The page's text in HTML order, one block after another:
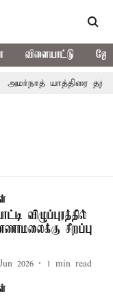
விளையாட்டு
அமர்நாத் யாத்திரை
விழுப்புரத்தில்
சிறப்பு
2026 1 min read